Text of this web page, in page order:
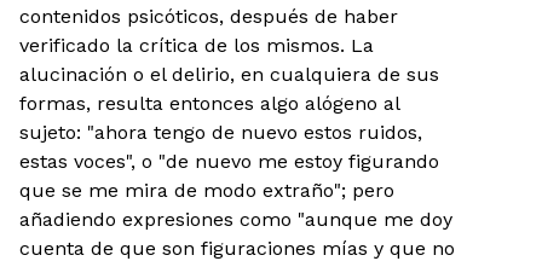
contenidos psicóticos, después de haber
verificado la crítica de los mismos. La
alucinación o el delirio, en cualquiera de sus
formas, resulta entonces algo alógeno al
sujeto: "ahora tengo de nuevo estos ruidos,
estas voces", o "de nuevo me estoy figurando
que se me mira de modo extraño"; pero
añadiendo expresiones como "aunque me doy
cuenta de que son figuraciones mías y que no